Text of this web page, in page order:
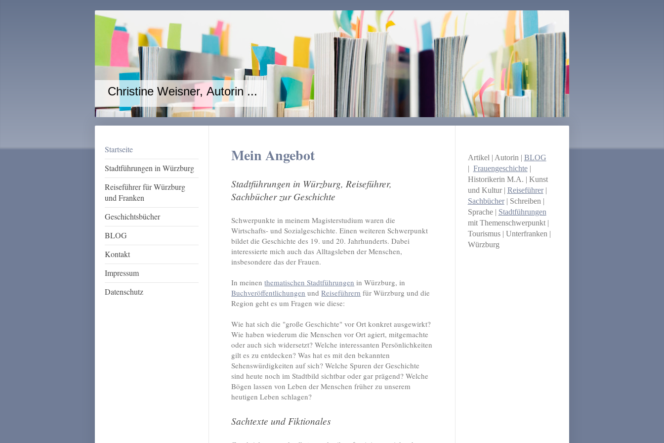
Christine Weisner, Autorin ...
Startseite
Stadtführungen in Würzburg
Reiseführer für Würzburg
und Franken
Geschichtsbücher
BLOG
Kontakt
Impressum
Datenschutz
Mein Angebot
Stadtführungen in Würzburg, Reiseführer,
Sachbücher zur Geschichte
Schwerpunkte in meinem Magisterstudium waren die
Wirtschafts- und Sozialgeschichte. Einen weiteren Schwerpunkt
bildet die Geschichte des 19. und 20. Jahrhunderts. Dabei
interessierte mich auch das Alltagsleben der Menschen,
insbesondere das der Frauen.
In meinenthematischen Stadtführungen in Würzburg, in
Buchveröffentlichungen undReiseführern für Würzburg und die
Region geht es um Fragen wie diese:
Wie hat sich die "große Geschichte" vor Ort konkret ausgewirkt?
Wie haben wiederum die Menschen vor Ort agiert, mitgemachte
oder auch sich widersetzt? Welche interessanten Persönlichkeiten
gilt es zu entdecken? Was hat es mit den bekannten
Sehenswürdigkeiten auf sich? Welche Spuren der Geschichte
sind heute noch im Stadtbild sichtbar oder gar prägend? Welche
Bögen lassen von Leben der Menschen früher zu unserem
heutigen Leben schlagen?
Sachtexte und Fiktionales
Artikel | Autorin | BLOG
| Frauengeschichte|
Historikerin M.A. | Kunst
und Kultur | Reiseführer|
Sachbücher| Schreiben |
Sprache | Stadtführungen
mit Themenschwerpunkt |
Tourismus | Unterfranken |
Würzburg